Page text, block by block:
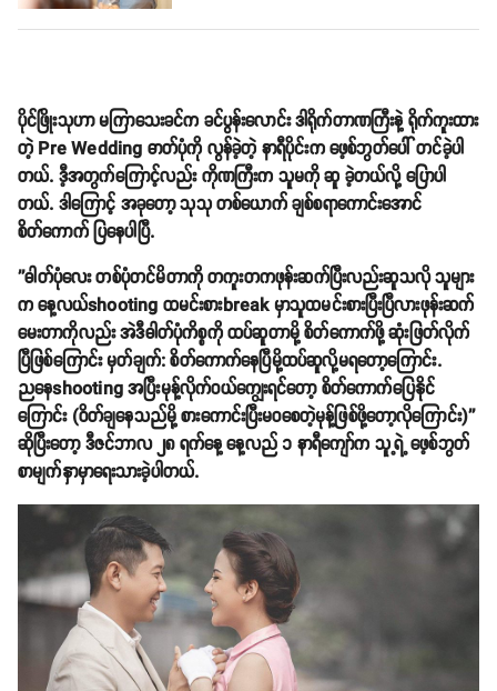
ပိုင်ဖြိုးသုဟာ မကြာသေးခင်က ခင်ပွန်းလောင်း ဒါရိုက်တာဏကြီးနဲ့ ရိုက်ကူးထား
တဲ့ Pre Wedding ဓာတ်ပုံကို လွန်ခဲ့တဲ့ နာရီပိုင်းက ဖေ့စ်ဘွတ်ပေါ် တင်ခဲ့ပါ
တယ်. ဒီ့အတွက်ကြောင့်လည်း ကိုဏကြီးက သူမကို ဆူ ခဲ့တယ်လို့ ပြောပါ
တယ်. ဒါကြောင့် အခုတော့ သုသု တစ်ယောက် ချစ်စရာကောင်းအောင်
စိတ်ကောက် ပြနေပါပြီ.
''ဓါတ်ပုံလေး တစ်ပုံတင်မိတာကို တကူးတကဖုန်းဆက်ပြီးလည်းဆူသလို သူများ
က နေ့လယ်shooting ထမင်းစားbreak မှာသူထမင်းစားပြီးပြီလားဖုန်းဆက်
မေးတာကိုလည်း အဲဒီဓါတ်ပုံကိစ္စကို ထပ်ဆူတာမို့ စိတ်ကောက်ဖို့ ဆုံးဖြတ်လိုက်
ပြီဖြစ်ကြောင်း မှတ်ချက်: စိတ်ကောက်နေပြီမို့ထပ်ဆူလို့မရတော့ကြောင်း.
ညနေshooting အပြီးမုန့်လိုက်ဝယ်ကျွေးရင်တော့ စိတ်ကောက်ပြေနိုင်
ကြောင်း (ဝိတ်ချနေသည်မို့ စားကောင်းပြီးမဝစေတဲ့မုန့်ဖြစ်ဖို့တော့လိုကြောင်း)''
ဆိုပြီးတော့ ဒီဇင်ဘာလ ၂၈ ရက်နေ့ နေ့လည် ၁ နာရီကျော်က သူ့ရဲ့ ဖေ့စ်ဘွတ်
စာမျက်နှာမှာရေးသားခဲ့ပါတယ်.